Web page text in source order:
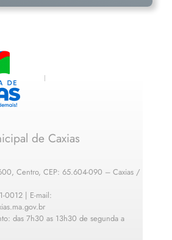
de Caxias
Centro, CEP: 65.604-090 – Caxias /
0012 | E-mail:
das 7h30 as 13h30 de segunda a